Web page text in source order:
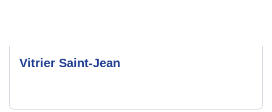
Vitrier Saint-Jean